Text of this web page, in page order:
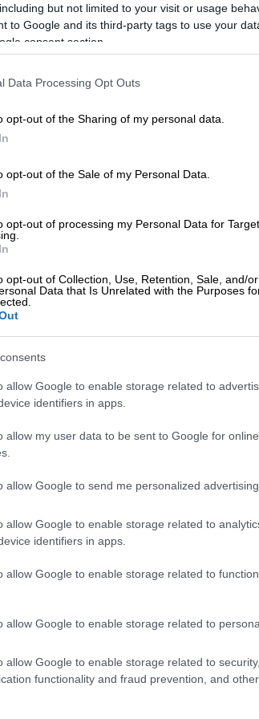
but not limited to your visit or usage
to Google and its third-party tags to use your
consent section.
Data Processing Opt Outs
opt-out of the Sharing of my personal data.
opt-out of the Sale of my Personal Data.
opt-out of processing my Personal Data for
opt-out of Collection, Use, Retention, Sale, and/
Data that Is Unrelated with the Purposes
allow Google to enable storage related to
identifiers in apps.
allow my user data to be sent to Google for
allow Google to send me personalized advertising.
allow Google to enable storage related to
identifiers in apps.
allow Google to enable storage related to
allow Google to enable storage related to
allow Google to enable storage related to
functionality and fraud prevention, and
όπλων το 2023 λόγω
των συγκρούσεων στη
έχει στόχο να επιταχυνθεί η
στη λωρίδα της
Γκουτέρεςκάλεσε στην
στη
Γάζα και σε όλη τη
της
χάσει τη ζωή τους σε σχεδόν
ισλαμιστική παλαιστινιακή
τονΟΗΕ.
απολογισμό της
«Η κακή διατροφή είναι
διάστημα, το σύστημα υγείας
.
ηΓάζαέχει πλέον «το
στον κόσμο, με πολλά από τα
σε χειρουργικές
τους αυστηρούς περιορισμούς
τα σημερινά επίπεδά της